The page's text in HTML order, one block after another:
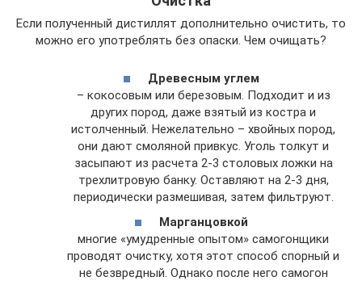
Если полученный дистиллят дополнительно очистить, то
можно его употреблять без опаски. Чем очищать?
Древесным углем
– кокосовым или березовым. Подходит и из
других пород, даже взятый из костра и
истолченный. Нежелательно – хвойных пород,
они дают смоляной привкус. Уголь толкут и
засыпают из расчета 2-3 столовых ложки на
трехлитровую банку. Оставляют на 2-3 дня,
периодически размешивая, затем фильтруют.
Марганцовкой
многие «умудренные опытом» самогонщики
проводят очистку, хотя этот способ спорный и
не безвредный. Однако после него самогон